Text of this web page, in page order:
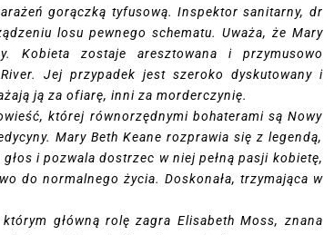
gorączką tyfusową. Inspektor sanitarny, dr
losu pewnego schematu. Uważa, że Mary
Kobieta zostaje aresztowana i przymusowo
Jej przypadek jest szeroko dyskutowany i
ją za ofiarę, inni za morderczynię.
której równorzędnymi bohaterami są Nowy
Mary Beth Keane rozprawia się z legendą,
i pozwala dostrzec w niej pełną pasji kobietę,
do normalnego życia. Doskonała, trzymająca w
główną rolę zagra Elisabeth Moss, znana